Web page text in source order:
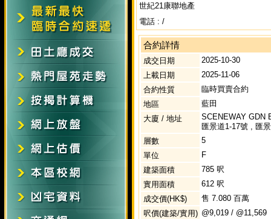
世紀21康聯地產
電話 : /
合約詳情
成交日期
2025-10-30
上載日期
2025-11-06
合約性質
臨時買賣合約
地區
藍田
大廈 / 地址
SCENEWAY GDN
匯景道1-17號 , 匯
層數
5
單位
F
建築面積
785 呎
實用面積
612 呎
成交價(HK$)
售 7.080 百萬
呎價(建築/實用) @9,019 / @11,569